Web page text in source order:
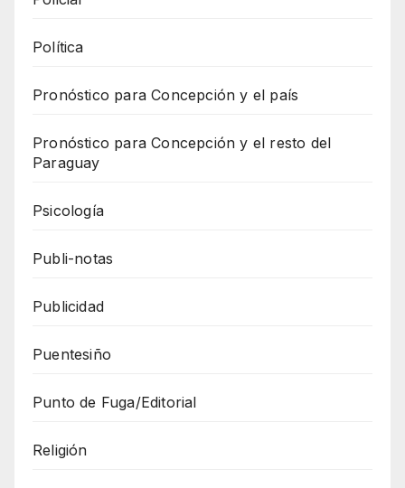
Política
Pronóstico para Concepción y el país
Pronóstico para Concepción y el resto del
Paraguay
Psicología
Publi-notas
Publicidad
Puentesiño
Punto de Fuga/Editorial
Religión